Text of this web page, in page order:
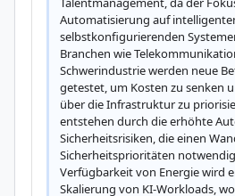
Automatisierung auf
selbstkonfigurierenden
Branchen wie
Schwerindustrie werden neue
getestet, um Kosten zu senken
über die Infrastruktur zu
entstehen durch die erhöhte
Sicherheitsrisiken, die einen
Sicherheitsprioritäten
Verfügbarkeit von Energie wird
Skalierung von KI-Workloads,